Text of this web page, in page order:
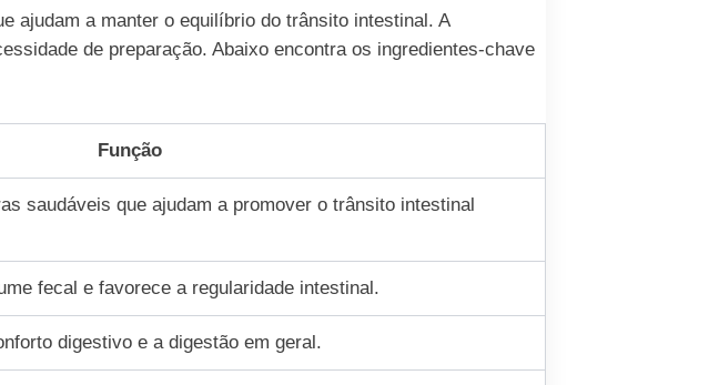
ajudam a manter o equilíbrio do trânsito intestinal. A
de preparação. Abaixo encontra os ingredientes-chave
Função
saudáveis que ajudam a promover o trânsito intestinal
fecal e favorece a regularidade intestinal.
digestivo e a digestão em geral.